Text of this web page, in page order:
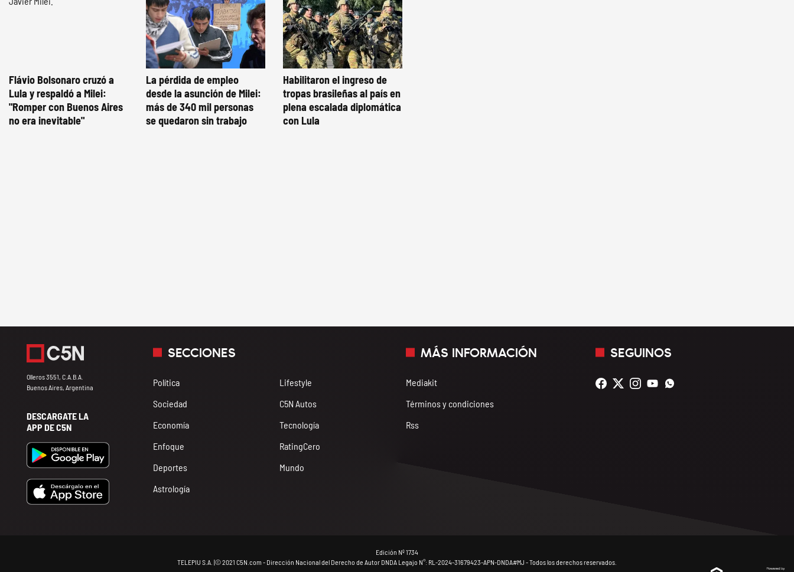
Flávio Bolsonaro cruzó a
Lula y respaldó a Milei:
"Romper con Buenos Aires
no era inevitable"
La pérdida de empleo
desde la asunción de Milei:
más de 340 mil personas
se quedaron sin trabajo
Habilitaron el ingreso de
tropas brasileñas al país en
plena escalada diplomática
con Lula
Olleros 3551, C.A.B.A.
Buenos Aires, Argentina
DESCARGATE LA
APP DE C5N
SECCIONES
Política
Sociedad
Economía
Enfoque
Deportes
Astrología
Lifestyle
C5N Autos
Tecnología
RatingCero
Mundo
MÁS INFORMACIÓN
Mediakit
Términos y condiciones
Rss
SEGUINOS
Edición Nº 1734
TELEPIU S.A. |© 2021 C5N.com - Dirección Nacional del Derecho de Autor DNDA Legajo N°: RL-2024-31679423-APN-DNDA#MJ - Todos los derechos reservados.